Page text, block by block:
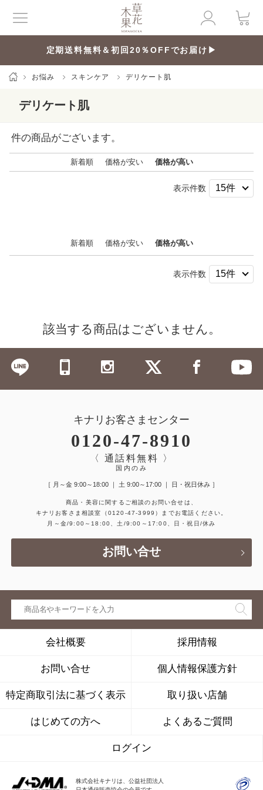
定期送料無料＆初回20％OFFでお届け▶
お悩み スキンケア デリケート肌
デリケート肌
件の商品がございます。
新着順 価格が安い 価格が高い
表示件数
新着順 価格が安い 価格が高い
表示件数
該当する商品はございません。
キナリお客さまセンター
0120-47-8910
〈 通話料無料 〉
国内のみ
［ 月～金 9:00～18:00 ｜ 土 9:00～17:00 ｜ 日・祝日休み ］
商品・美容に関するご相談のお問い合せは、
キナリお客さま相談室
（0120-47-3999）
までお電話ください。
月～金/9:00～18:00、土/9:00～17:00、日・祝日/休み
お問い合せ
会社概要 採用情報
お問い合せ 個人情報保護方針
特定商取引法に基づく表示 取り扱い店舗
はじめての方へ よくあるご質問
ログイン
株式会社キナリは、公益社団法人